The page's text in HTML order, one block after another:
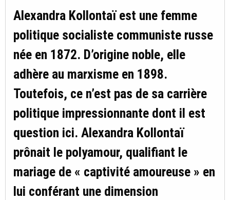
Alexandra Kollontaï est une femme
politique socialiste communiste russe
née en 1872. D’origine noble, elle
adhère au marxisme en 1898.
Toutefois, ce n’est pas de sa carrière
politique impressionnante dont il est
question ici. Alexandra Kollontaï
prônait le polyamour, qualifiant le
mariage de « captivité amoureuse » en
lui conférant une dimension